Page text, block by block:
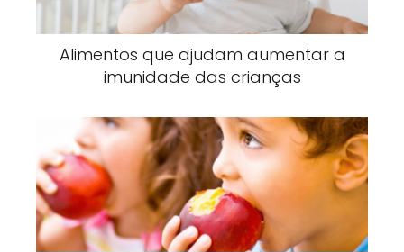
Alimentos que ajudam aumentar a
imunidade das crianças